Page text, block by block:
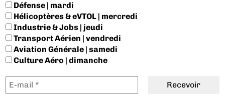
Défense | mardi
Hélicoptères & eVTOL | mercredi
Industrie & Jobs | jeudi
Transport Aérien | vendredi
Aviation Générale | samedi
Culture Aéro | dimanche